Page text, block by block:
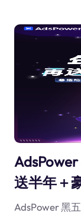
送半年＋
AdsPower 黑